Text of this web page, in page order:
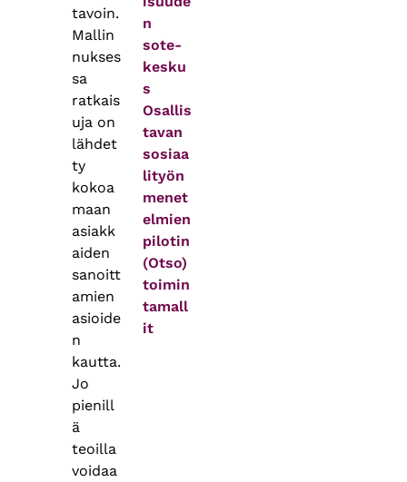
tavoin.
Mallin
nukses
sa
ratkais
uja on
lähdet
ty
kokoa
maan
asiakk
aiden
sanoitt
amien
asioide
n
kautta.
Jo
pienill
ä
teoilla
voidaa
n
sote-
kesku
s
Osallis
tavan
sosiaa
lityön
menet
elmien
pilotin
(Otso)
toimin
tamall
it